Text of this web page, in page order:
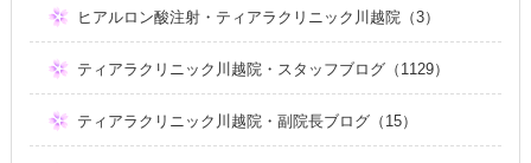
ヒアルロン酸注射・ティアラクリニック川越院（3）
ティアラクリニック川越院・スタッフブログ（1129）
ティアラクリニック川越院・副院長ブログ（15）